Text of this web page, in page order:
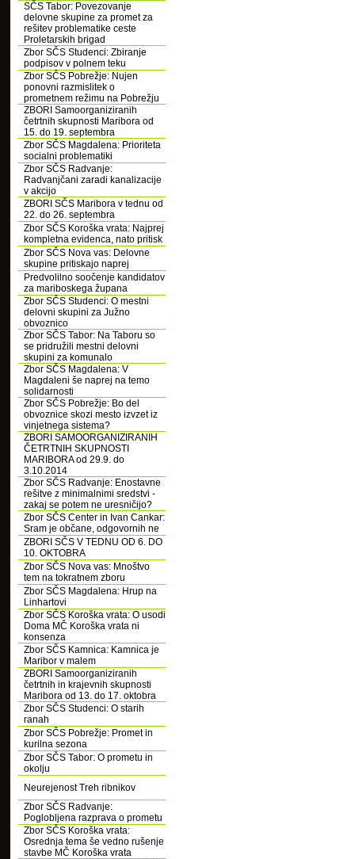
SČS Tabor: Povezovanje
delovne skupine za promet za
rešitev problematike ceste
Proletarskih brigad
Zbor SČS Studenci: Zbiranje
podpisov v polnem teku
Zbor SČS Pobrežje: Nujen
ponovni razmislitek o
prometnem režimu na Pobrežju
ZBORI Samoorganiziranih
četrtnih skupnosti Maribora od
15. do 19. septembra
Zbor SČS Magdalena: Prioriteta
socialni problematiki
Zbor SČS Radvanje:
Radvanjčani zaradi kanalizacije
v akcijo
ZBORI SČS Maribora v tednu od
22. do 26. septembra
Zbor SČS Koroška vrata: Najprej
kompletna evidenca, nato pritisk
Zbor SČS Nova vas: Delovne
skupine pritiskajo naprej
Predvolilno soočenje kandidatov
za mariboskega župana
Zbor SČS Studenci: O mestni
delovni skupini za Južno
obvoznico
Zbor SČS Tabor: Na Taboru so
se pridružili mestni delovni
skupini za komunalo
Zbor SČS Magdalena: V
Magdaleni še naprej na temo
solidarnosti
Zbor SČS Pobrežje: Bo del
obvoznice skozi mesto izvzet iz
vinjetnega sistema?
ZBORI SAMOORGANIZIRANIH
ČETRTNIH SKUPNOSTI
MARIBORA od 29.9. do
3.10.2014
Zbor SČS Radvanje: Enostavne
rešitve z minimalnimi sredstvi -
zakaj se potem ne uresničijo?
Zbor SČS Center in Ivan Cankar:
Sram je občane, odgovornih ne
ZBORI SČS V TEDNU OD 6. DO
10. OKTOBRA
Zbor SČS Nova vas: Mnoštvo
tem na tokratnem zboru
Zbor SČS Magdalena: Hrup na
Linhartovi
Zbor SČS Koroška vrata: O usodi
Doma MČ Koroška vrata ni
konsenza
Zbor SČS Kamnica: Kamnica je
Maribor v malem
ZBORI Samoorganiziranih
četrtnih in krajevnih skupnosti
Maribora od 13. do 17. oktobra
Zbor SČS Studenci: O starih
ranah
Zbor SČS Pobrežje: Promet in
kurilna sezona
Zbor SČS Tabor: O prometu in
okolju
Neurejenost Treh ribnikov
Zbor SČS Radvanje:
Poglobljena razprava o prometu
Zbor SČS Koroška vrata:
Osrednja tema še vedno rušenje
stavbe MČ Koroška vrata